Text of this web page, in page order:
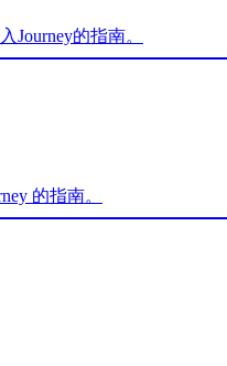
Journey的指南。
的指南。